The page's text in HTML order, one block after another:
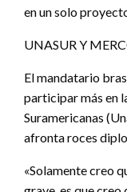
en un solo
UNASUR Y
El mandatario
participar más en
Suramericanas
afronta roces
«Solamente creo